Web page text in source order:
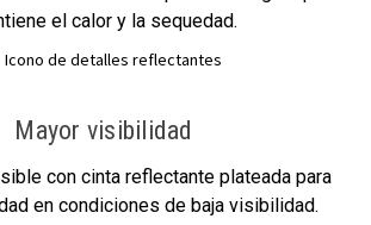
el calor y la sequedad.
Mayor visibilidad
con cinta reflectante plateada para
en condiciones de baja visibilidad.